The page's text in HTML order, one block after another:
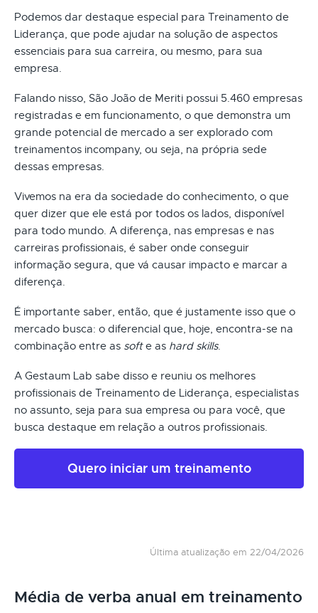
Podemos dar destaque especial para Treinamento de
Liderança, que pode ajudar na solução de aspectos
essenciais para sua carreira, ou mesmo, para sua
empresa.
Falando nisso, São João de Meriti possui 5.460 empresas
registradas e em funcionamento, o que demonstra um
grande potencial de mercado a ser explorado com
treinamentos incompany, ou seja, na própria sede
dessas empresas.
Vivemos na era da sociedade do conhecimento, o que
quer dizer que ele está por todos os lados, disponível
para todo mundo. A diferença, nas empresas e nas
carreiras profissionais, é saber onde conseguir
informação segura, que vá causar impacto e marcar a
diferença.
É importante saber, então, que é justamente isso que o
mercado busca: o diferencial que, hoje, encontra-se na
combinação entre as softe as hard skills.
A Gestaum Lab sabe disso e reuniu os melhores
profissionais de Treinamento de Liderança, especialistas
no assunto, seja para sua empresa ou para você, que
busca destaque em relação a outros profissionais.
Quero iniciar um treinamento
Última atualização em 22/04/2026
Média de verba anual em treinamento